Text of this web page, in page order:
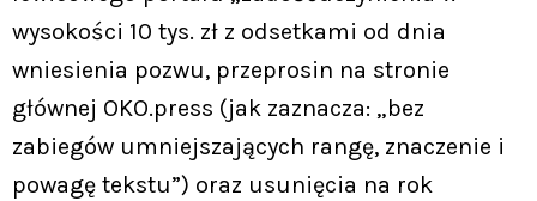
wysokości 10 tys. zł z odsetkami od dnia
wniesienia pozwu, przeprosin na stronie
głównej OKO.press (jak zaznacza: „bez
zabiegów umniejszających rangę, znaczenie i
powagę tekstu”) oraz usunięcia na rok